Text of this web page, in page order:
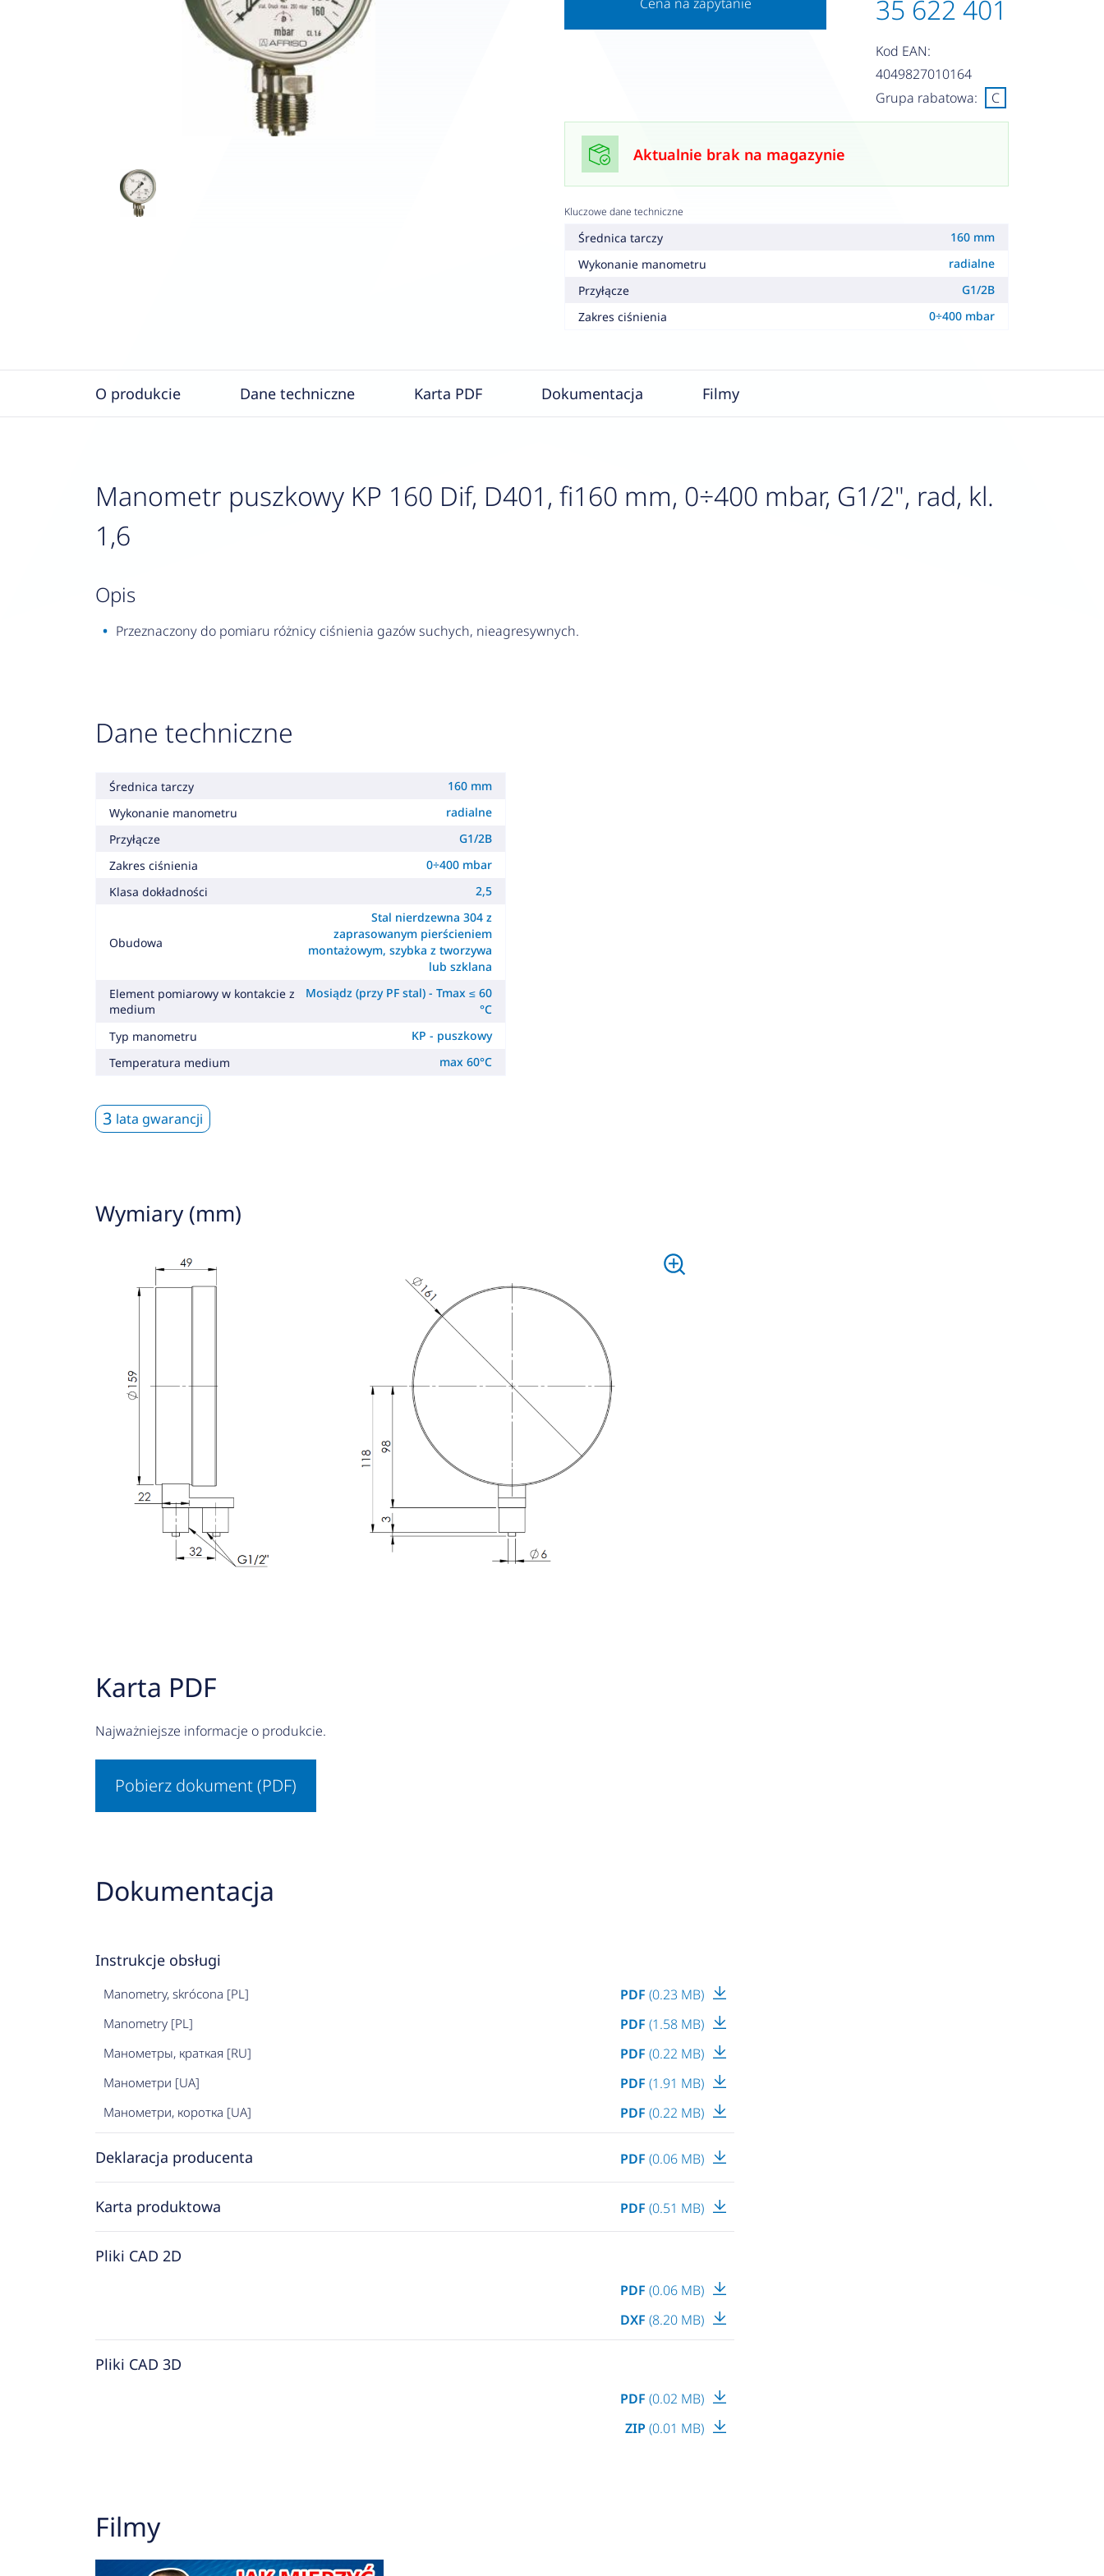
35 622 401
Kod EAN:
4049827010164
Grupa rabatowa:
C
Aktualnie brak na magazynie
Kluczowe dane techniczne
Średnica tarczy
160 mm
Wykonanie manometru
radialne
Przyłącze
G1/2B
Zakres ciśnienia
0÷400 mbar
O produkcie Dane techniczne Karta PDF Dokumentacja Filmy
Manometr puszkowy KP 160 Dif, D401, fi160 mm, 0÷400 mbar, G1/2", rad, kl.
1,6
opis
Przeznaczony do pomiaru różnicy ciśnienia gazów suchych, nieagresywnych.
Dane techniczne
Średnica tarczy
160 mm
Wykonanie manometru
radialne
Przyłącze
G1/2B
Zakres ciśnienia
0÷400 mbar
Klasa dokładności
2,5
Obudowa
Stal nierdzewna 304 z
zaprasowanym pierścieniem
montażowym, szybka z tworzywa
lub szklana
Element pomiarowy w kontakcie z
medium
Mosiądz (przy PF stal) - Tmax ≤ 60
°C
Typ manometru
KP - puszkowy
Temperatura medium
max 60°C
3 lata gwarancji
Wymiary (mm)
Karta PDF
Najważniejsze informacje o produkcie.
Pobierz dokument (PDF)
Dokumentacja
Instrukcje obsługi
Manometry, skrócona [PL] PDF (0.23 MB)
Manometry [PL] PDF (1.58 MB)
Манометры, краткая [RU] PDF (0.22 MB)
Манометри [UA] PDF (1.91 MB)
Манометри, коротка [UA] PDF (0.22 MB)
Deklaracja producenta PDF (0.06 MB)
Karta produktowa PDF (0.51 MB)
Pliki CAD 2D
PDF (0.06 MB)
DXF (8.20 MB)
Pliki CAD 3D
PDF (0.02 MB)
ZIP (0.01 MB)
Filmy